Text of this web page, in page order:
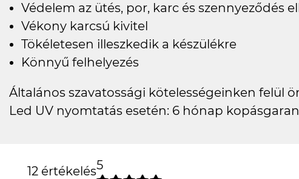
Védelem az ütés, por, karc és szennyeződés
Vékony karcsú kivitel
Tökéletesen illeszkedik a készülékre
Könnyű felhelyezés
Általános szavatossági kötelességeinken felül
Led UV nyomtatás esetén: 6 hónap
12 értékelés5